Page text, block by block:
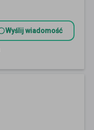
Wyślij wiadomość